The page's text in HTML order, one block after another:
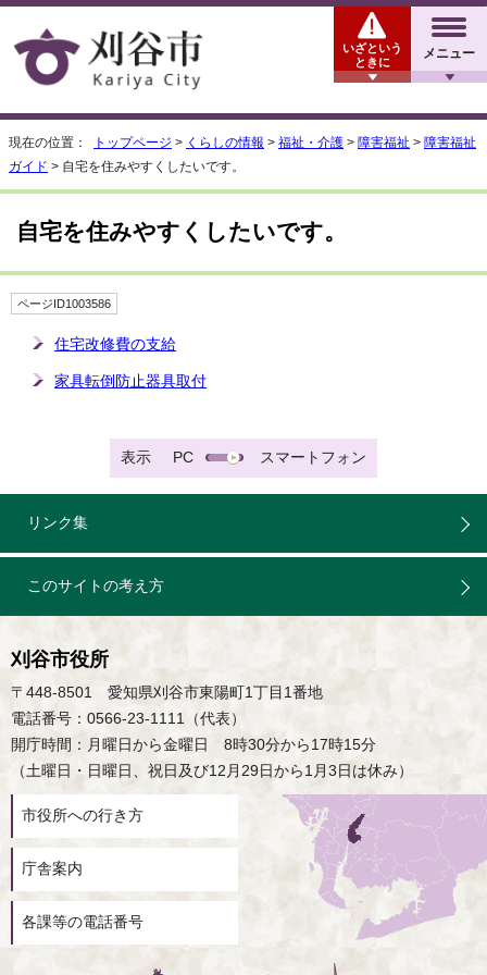
メニュー
いざという
ときに
現在の位置： トップページ > くらしの情報 > 福祉・介護 > 障害福祉 > 障害福祉
ガイド > 自宅を住みやすくしたいです。
自宅を住みやすくしたいです。
ページID1003586
住宅改修費の支給
家具転倒防止器具取付
表示 PC スマートフォン
リンク集
このサイトの考え方
刈谷市役所
〒448-8501 愛知県刈谷市東陽町1丁目1番地
電話番号：0566-23-1111（代表）
開庁時間：月曜日から金曜日 8時30分から17時15分
（土曜日・日曜日、祝日及び12月29日から1月3日は休み）
市役所への行き方
庁舎案内
各課等の電話番号